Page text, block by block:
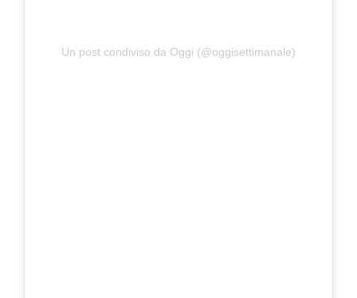
Un post condiviso da Oggi (@oggisettimanale)